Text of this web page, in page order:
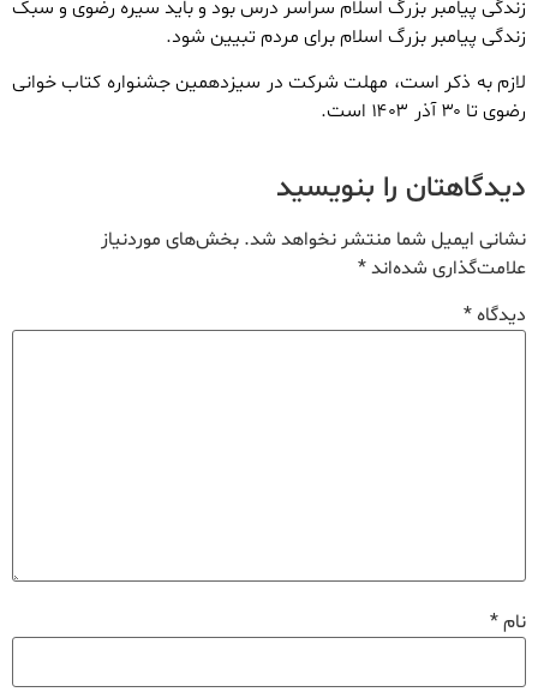
زندگی پیامبر بزرگ اسلام سراسر درس بود و باید سیره رضوی و سبک
زندگی پیامبر بزرگ اسلام برای مردم تبیین شود.
لازم به ذکر است، مهلت شرکت در سیزدهمین جشنواره کتاب خوانی
رضوی تا ۳۰ آذر ۱۴۰۳ است.
دیدگاهتان را بنویسید
نشانی ایمیل شما منتشر نخواهد شد. بخش‌های موردنیاز
علامت‌گذاری شده‌اند*
دیدگاه*
نام*